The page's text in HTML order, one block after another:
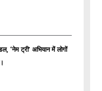
‘नेम ट्री’ अभियान में लोगों